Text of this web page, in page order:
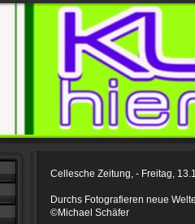
Cellesche Zeitung, - Freitag,
Durchs Fotografieren neue
©Michael Schäfer